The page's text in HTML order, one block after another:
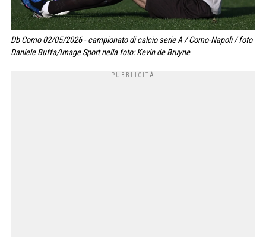
Db Como 02/05/2026 - campionato di calcio serie A / Como-Napoli / foto
Daniele Buffa/Image Sport nella foto: Kevin de Bruyne